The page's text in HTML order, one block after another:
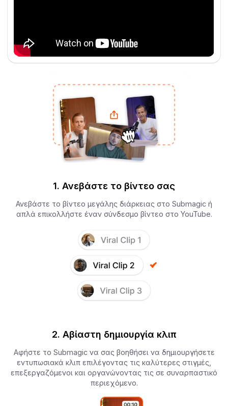
1. Ανεβάστε το βίντεο σας
Ανεβάστε το βίντεο μεγάλης διάρκειας στο Submagic ή
απλά επικολλήστε έναν σύνδεσμο βίντεο στο YouTube.
2. Αβίαστη δημιουργία κλιπ
Αφήστε το Submagic να σας βοηθήσει να δημιουργήσετε
εντυπωσιακά κλιπ επιλέγοντας τις καλύτερες στιγμές,
επεξεργαζόμενοι και οργανώνοντας τις σε συναρπαστικό
περιεχόμενο.